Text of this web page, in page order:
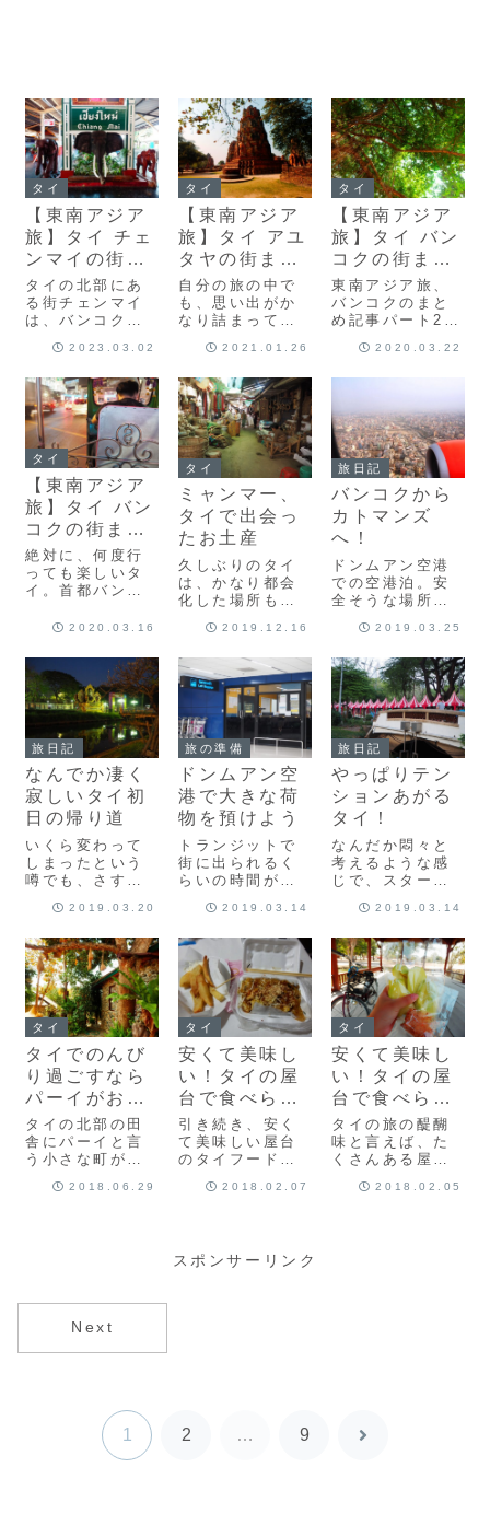
タイ
【東南アジア
旅】タイ チェ
ンマイの街ま
とめ
タイの北部にあ
る街チェンマイ
は、バンコクと
よい都会で、で
って、日本人も
結構住んでいる
ような素敵な街
です。ただ、チ
ェンマイの思い
出は、自分の中
では”100％だっ
た！”って言うに
は、ほろ苦いエ
ピソードもあっ
て、・・・
2023.03.02
タイ
【東南アジア
旅】タイ アユ
タヤの街まと
め
自分の旅の中で
も、思い出がか
なり詰まってい
困ったことも、
も、同じくらい
あって、 でも色
んな人に出会っ
て、助けてもら
って、旅って進
んでいくんだっ
て事を教えてく
れた町。 町の眺
めもかっこよく
て、異世界な感
じもあって。 今
回は、凄く大好
きなアユタヤの
です
2021.01.26
タイ
【東南アジア
旅】タイ バン
コクの街まと
め 2
東南アジア旅、
バンコクのまと
め記事パート2で
泊まった宿につ
ります。
2020.03.22
タイ
【東南アジア
旅】タイ バン
コクの街まと
め 1
絶対に、何度行
っても楽しいタ
イ。首都バンコ
広くて、場所ご
えて、一人でも
本当に楽しかっ
た。そんな”楽し
い”が溢れるバン
コクの街の感想
をまとめます。
2020.03.16
タイ
ミャンマー、
タイで出会っ
たお土産
久しぶりのタイ
は、かなり都会
化した場所もあ
つ、でもやっぱ
物がかなり好
み。毎回毎回思
うのは、これが
バックパックの
旅じゃなかった
ら、もっと買い
物しまくって、
スーツケースを
パンパンにして
帰るのにって
事。そして、今
回初めての国ミ
ャンマーのお土
2019.12.16
旅日記
バンコクから
カトマンズ
へ！
ドンムアン空港
での空港泊。安
全そうな場所を
ついたものの、
は、やかましか
ったです。ちょ
うどベンチの横
に窓があって、
何度も目覚めて
は夜がまだ明け
てないことを確
認して、再び眠
りに落...
2019.03.25
旅日記
なんでか凄く
寂しいタイ初
日の帰り道
いくら変わって
しまったという
噂でも、さすが
ちょっとくらい
ょう！！と、高
をくくってわざ
わざやってきた
ルンピニー公
園。まんまと屋
台は全くなく
て、期待してた
オオトカゲにも
会えず。...
2019.03.20
旅の準備
ドンムアン空
港で大きな荷
物を預けよう
トランジットで
街に出られるく
らいの時間があ
バンコクに来
が邪魔になった
時に、便利な荷
物預けができち
ゃう場所が、ド
ンムアン空港内
にあるのです。
しかも、24時間
いつでも預ける
のも...
2019.03.14
旅日記
やっぱりテン
ションあがる
タイ！
なんだか悶々と
考えるような感
じで、スタート
回の旅ですが、
に出て、もう水
色と白しか見え
ない窓の外を見
ていると、結
局、思いっきり
楽しもう！！と
気持ちがどんど
ん膨らんでいく
のが自...
2019.03.14
タイ
タイでのんび
り過ごすなら
パーイがおす
すめ
タイの北部の田
舎にパーイと言
う小さな町があ
もない町だけ
なのです。
2018.06.29
タイ
安くて美味し
い！タイの屋
台で食べられ
るタイフー
ド 2
引き続き、安く
て美味しい屋台
のタイフードを
ルーツのスムー
ろもうタイにい
2018.02.07
タイ
安くて美味し
い！タイの屋
台で食べられ
るタイフード
タイの旅の醍醐
味と言えば、た
くさんある屋台
もすっかりおな
2018.02.05
スポンサーリンク
Next
1 2 … 9
次